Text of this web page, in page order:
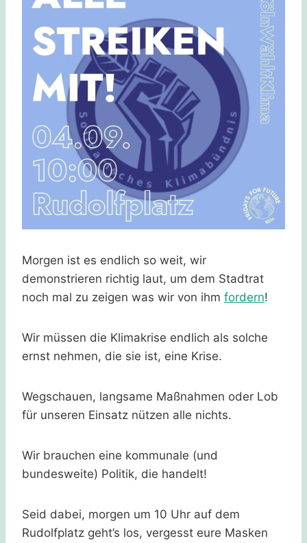
Morgen ist es endlich so weit, wir
demonstrieren richtig laut, um dem Stadtrat
noch mal zu zeigen was wir von ihm fordern!
Wir müssen die Klimakrise endlich als solche
ernst nehmen, die sie ist, eine Krise.
Wegschauen, langsame Maßnahmen oder Lob
für unseren Einsatz nützen alle nichts.
Wir brauchen eine kommunale (und
bundesweite) Politik, die handelt!
Seid dabei, morgen um 10 Uhr auf dem
Rudolfplatz geht’s los, vergesst eure Masken